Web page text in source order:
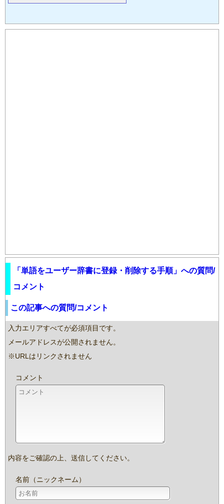
「単語をユーザー辞書に登録・削除する手順」への質問/
コメント
この記事への質問/コメント
入力エリアすべてが必須項目です。
メールアドレスが公開されません。
※URLはリンクされません
コメント
内容をご確認の上、送信してください。
名前（ニックネーム）